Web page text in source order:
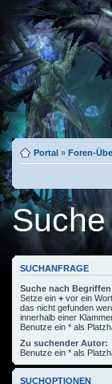
Portal » Foren-
Suche
SUCHANFRAGE
Suche nach
Setze ein + vor ein
das nicht gefunden
innerhalb einer
Benutze ein * als
Zu suchender Autor:
Benutze ein * als
SUCHOPTIONEN